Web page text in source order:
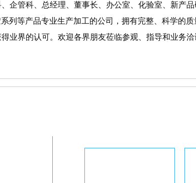
企管科、总经理、董事长、办公室、化验室、新产
列等产品专业生产加工的公司，拥有完整、科学的
业界的认可。欢迎各界朋友莅临参观、指导和业务洽